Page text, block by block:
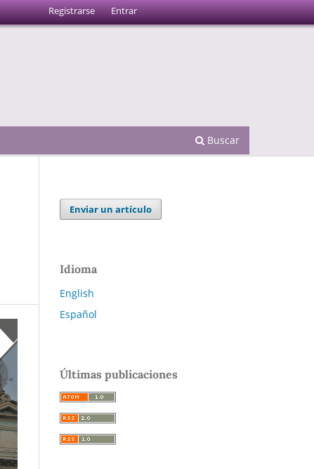
Buscar
Registrarse Entrar
Enviar un artículo
Idioma
English
Español
Últimas publicaciones